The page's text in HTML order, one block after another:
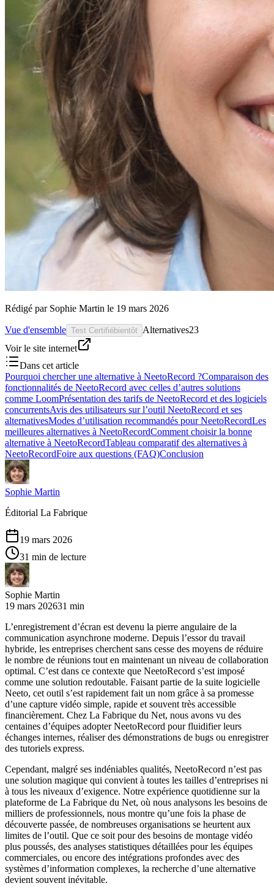
Rédigé par Sophie Martin le 19 mars 2026
Vue d'ensemble Test Certifiébientôt Alternatives23
Voir le site internet
Dans cet article
Pourquoi chercher une alternative à NeetoRecord ?Comparaison des
fonctionnalités de NeetoRecord avec celles d’autres solutions
comme LoomPrésentation des tarifs de NeetoRecord et des logiciels
concurrentsAvis des utilisateurs sur l’outil NeetoRecord et ses
alternativesModes d’utilisation recommandés pour NeetoRecordLes
meilleures alternatives à NeetoRecordComment choisir la bonne
alternative à NeetoRecordTableau comparatif des alternatives à
NeetoRecordFoire aux questions (FAQ)Conclusion
Sophie Martin
Éditorial La Fabrique
19 mars 2026
31 min de lecture
Sophie Martin
19 mars 202631 min
L’enregistrement d’écran est devenu la pierre angulaire de la
communication asynchrone moderne. Depuis l’essor du travail
hybride, les entreprises cherchent sans cesse des moyens de réduire
le nombre de réunions tout en maintenant un niveau de collaboration
optimal. C’est dans ce contexte que NeetoRecord s’est imposé
comme une solution redoutable. Faisant partie de la suite logicielle
Neeto, cet outil s’est rapidement fait un nom grâce à sa promesse
d’une capture vidéo simple, rapide et souvent très accessible
financièrement. Chez La Fabrique du Net, nous avons vu des
centaines d’équipes adopter NeetoRecord pour fluidifier leurs
échanges internes, réaliser des démonstrations de bugs ou enregistrer
des tutoriels express.
Cependant, malgré ses indéniables qualités, NeetoRecord n’est pas
une solution magique qui convient à toutes les tailles d’entreprises ni
à tous les niveaux d’exigence. Notre expérience quotidienne sur la
plateforme de La Fabrique du Net, où nous analysons les besoins de
milliers de professionnels, nous montre qu’une fois la phase de
découverte passée, de nombreuses organisations se heurtent aux
limites de l’outil. Que ce soit pour des besoins de montage vidéo
plus poussés, des analyses statistiques détaillées pour les équipes
commerciales, ou encore des intégrations profondes avec des
systèmes d’information complexes, la recherche d’une alternative
devient souvent inévitable.